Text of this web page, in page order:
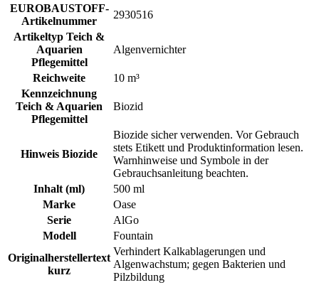
EUROBAUSTOFF-
Artikelnummer
2930516
Artikeltyp Teich &
Aquarien
Pflegemittel
Algenvernichter
Reichweite
10 m³
Kennzeichnung
Teich & Aquarien
Pflegemittel
Biozid
Hinweis Biozide
Biozide sicher verwenden. Vor Gebrauch
stets Etikett und Produktinformation lesen.
Warnhinweise und Symbole in der
Gebrauchsanleitung beachten.
Inhalt (ml)
500 ml
Marke
Oase
Serie
AlGo
Modell
Fountain
Originalherstellertext
kurz
Verhindert Kalkablagerungen und
Algenwachstum; gegen Bakterien und
Pilzbildung